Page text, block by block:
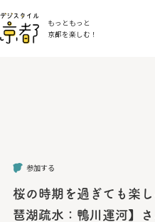
もっともっと
京都を楽しむ！
参加する
桜の時期を過ぎても楽
琶湖疏水：鴨川運河】